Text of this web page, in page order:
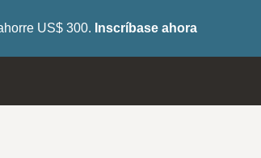
US$ 300. Inscríbase ahora